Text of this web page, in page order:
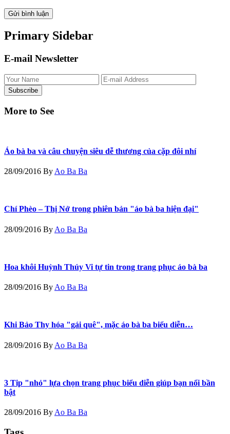
Primary Sidebar
E-mail Newsletter
More to See
Áo bà ba và câu chuyện siêu dễ thương của cặp đôi nhí
28/09/2016 By Ao Ba Ba
Chí Phèo – Thị Nở trong phiên bản "áo bà ba hiện đại"
28/09/2016 By Ao Ba Ba
Hoa khôi Huỳnh Thúy Vi tự tin trong trang phục áo bà ba
28/09/2016 By Ao Ba Ba
Khi Bảo Thy hóa "gái quê", mặc áo bà ba biểu diễn…
28/09/2016 By Ao Ba Ba
3 Tip "nhỏ" lựa chọn trang phục biểu diễn giúp bạn nổi bần
bật
28/09/2016 By Ao Ba Ba